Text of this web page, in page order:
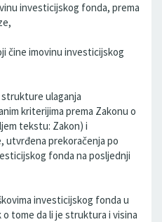
investicijskog fonda, prema
čine imovinu investicijskog
ulaganja
kriterijima prema Zakonu o
tekstu: Zakon) i
utvrđena prekoračenja po
fonda na posljednji
investicijskog fonda u
tome da li je struktura i visina